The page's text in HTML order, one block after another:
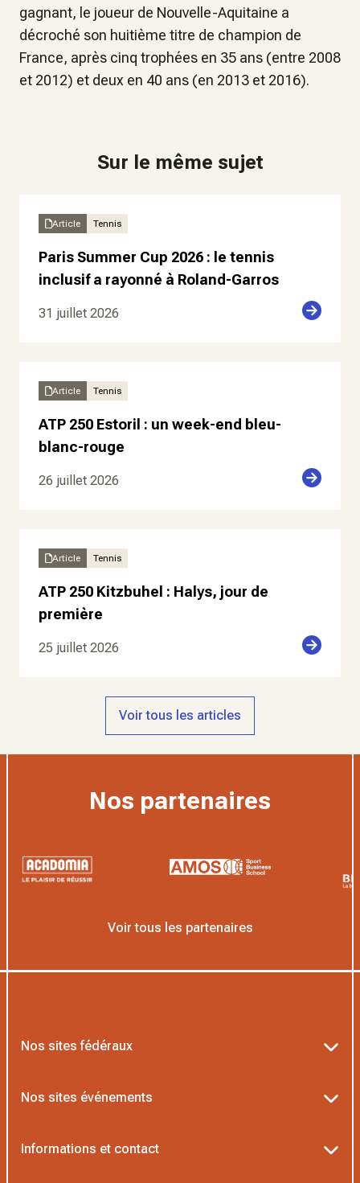
gagnant, le joueur de Nouvelle-Aquitaine a
décroché son huitième titre de champion de
France, après cinq trophées en 35 ans (entre 2008
et 2012) et deux en 40 ans (en 2013 et 2016).
Sur le même sujet
Article Tennis
Paris Summer Cup 2026 : le tennis
inclusif a rayonné à Roland-Garros
31 juillet 2026
Article Tennis
ATP 250 Estoril : un week-end bleu-
blanc-rouge
26 juillet 2026
Article Tennis
ATP 250 Kitzbuhel : Halys, jour de
première
25 juillet 2026
Voir tous les articles
Nos partenaires
Voir tous les partenaires
Nos sites fédéraux
Nos sites événements
Informations et contact